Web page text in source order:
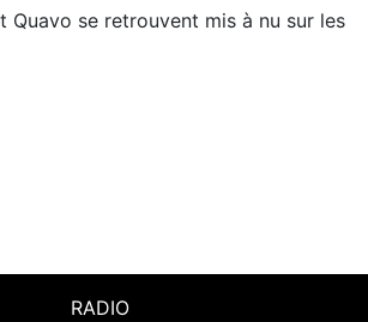
Quavo se retrouvent mis à nu sur les
RADIO